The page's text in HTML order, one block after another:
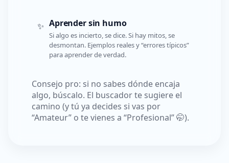
✨ Aprender sin humo
Si algo es incierto, se dice. Si hay mitos, se
desmontan. Ejemplos reales y “errores típicos”
para aprender de verdad.
Consejo pro: si no sabes dónde encaja
algo, búscalo. El buscador te sugiere el
camino (y tú ya decides si vas por
“Amateur” o te vienes a “Profesional” 🤭).